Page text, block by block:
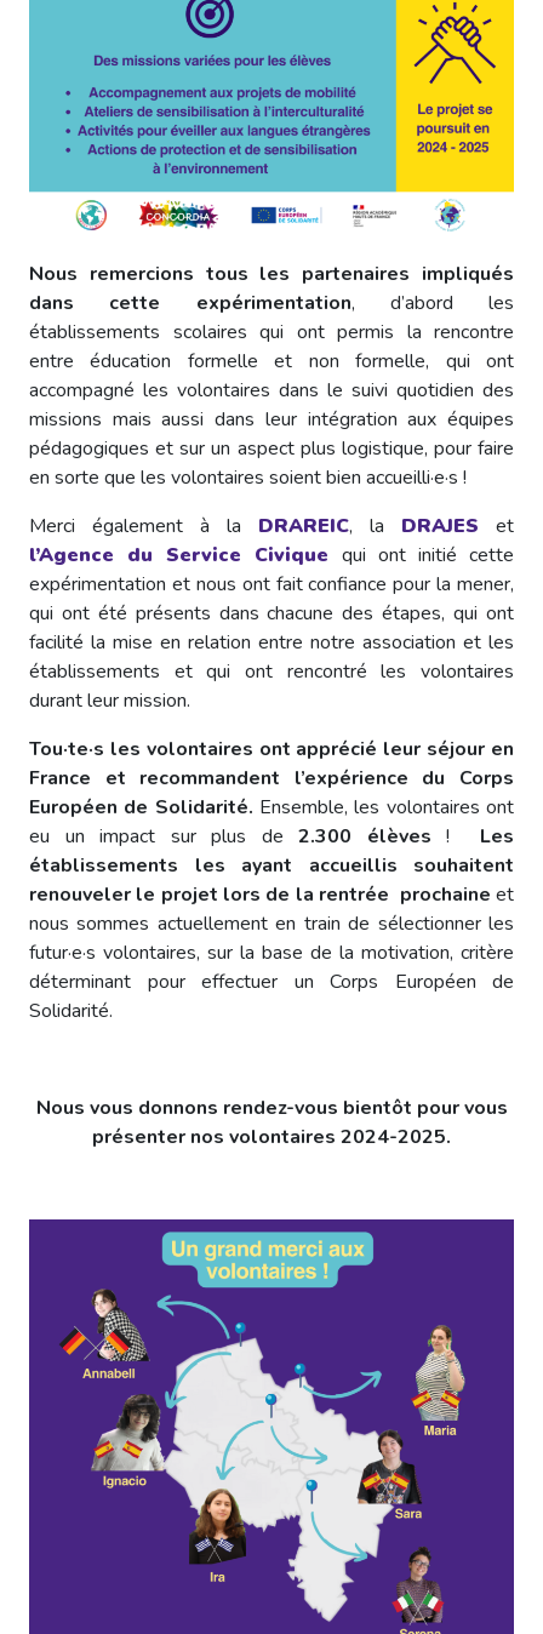
Nous remercions tous les partenaires impliqués
dans cette expérimentation, d’abord les
établissements scolaires qui ont permis la rencontre
entre éducation formelle et non formelle, qui ont
accompagné les volontaires dans le suivi quotidien des
missions mais aussi dans leur intégration aux équipes
pédagogiques et sur un aspect plus logistique, pour faire
en sorte que les volontaires soient bien accueilli·e·s !
Merci également à la DRAREIC, la DRAJES et
l’Agence du Service Civique qui ont initié cette
expérimentation et nous ont fait confiance pour la mener,
qui ont été présents dans chacune des étapes, qui ont
facilité la mise en relation entre notre association et les
établissements et qui ont rencontré les volontaires
durant leur mission.
Tou·te·s les volontaires ont apprécié leur séjour en
France et recommandent l’expérience du Corps
Européen de Solidarité. Ensemble, les volontaires ont
eu un impact sur plus de 2.300 élèves ! Les
établissements les ayant accueillis souhaitent
renouveler le projet lors de la rentrée prochaine et
nous sommes actuellement en train de sélectionner les
futur·e·s volontaires, sur la base de la motivation, critère
déterminant pour effectuer un Corps Européen de
Solidarité.
Nous vous donnons rendez-vous bientôt pour vous
présenter nos volontaires 2024-2025.